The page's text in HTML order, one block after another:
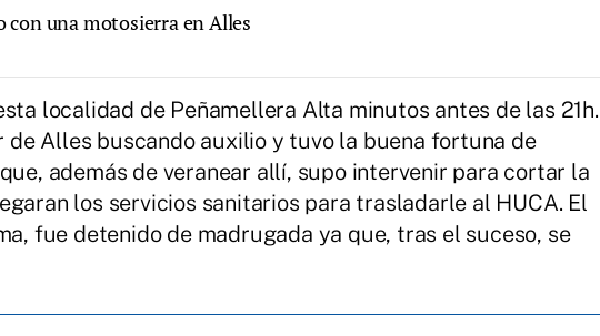
con una motosierra en Alles
localidad de Peñamellera Alta minutos antes de las 21h.
de Alles buscando auxilio y tuvo la buena fortuna de
además de veranear allí, supo intervenir para cortar la
los servicios sanitarios para trasladarle al HUCA. El
fue detenido de madrugada ya que, tras el suceso, se